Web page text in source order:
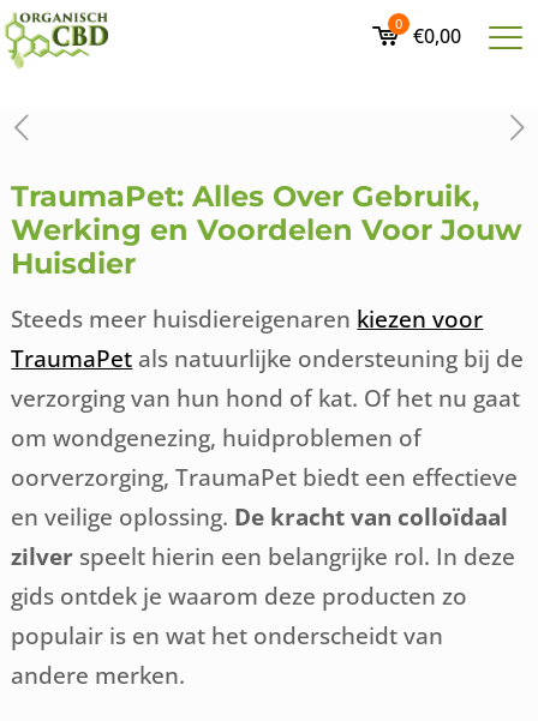
0 €0,00
TraumaPet: Alles Over Gebruik,
Werking en Voordelen Voor Jouw
Huisdier
Steeds meer huisdiereigenaren kiezen voor
TraumaPet als natuurlijke ondersteuning bij de
verzorging van hun hond of kat. Of het nu gaat
om wondgenezing, huidproblemen of
oorverzorging, TraumaPet biedt een effectieve
en veilige oplossing. De kracht van colloïdaal
zilver speelt hierin een belangrijke rol. In deze
gids ontdek je waarom deze producten zo
populair is en wat het onderscheidt van
andere merken.